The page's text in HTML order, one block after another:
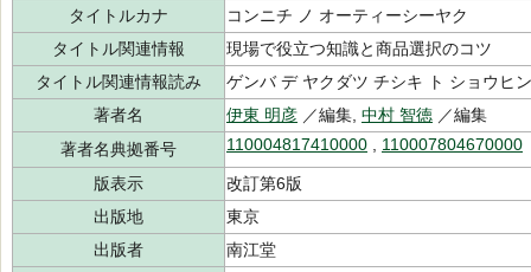
タイトルカナ
コンニチ ノ オーティーシーヤク
タイトル関連情報
現場で役立つ知識と商品選択のコツ
タイトル関連情報読み
ゲンバ デ ヤクダツ チシキ ト ショウヒ
著者名
伊東 明彦 ／編集, 中村 智徳 ／編集
著者名典拠番号
110004817410000 110007804670000
版表示
改訂第6版
出版地
東京
出版者
南江堂